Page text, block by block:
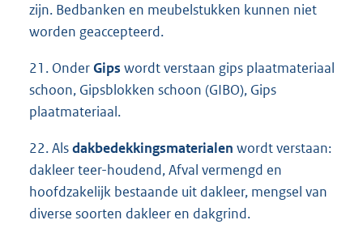
zijn. Bedbanken en meubelstukken kunnen niet
worden geaccepteerd.
21. OnderGips wordt verstaan gips plaatmateriaal
schoon, Gipsblokken schoon (GIBO), Gips
plaatmateriaal.
22. Alsdakbedekkingsmaterialen wordt verstaan:
dakleer teer-houdend, Afval vermengd en
hoofdzakelijk bestaande uit dakleer, mengsel van
diverse soorten dakleer en dakgrind.